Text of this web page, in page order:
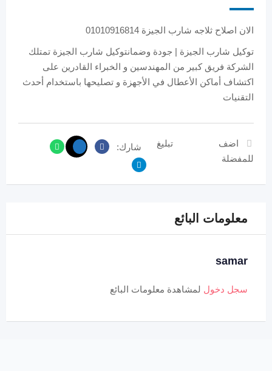
الان اصلاح ثلاجه شارب الجيزة 01010916814
توكيل شارب الجيزة | جودة وضمانتوكيل شارب الجيزة تمتلك
الشركة فريق كبير من المهندسين و الخبراء القادرين على
اكتشاف أماكن الأعطال في الأجهزة و تصليحها باستخدام أحدث
التقنيات
اضف
للمفضلة
تبليغ شارك:
معلومات البائع
samar
سجل دخول لمشاهدة معلومات البائع